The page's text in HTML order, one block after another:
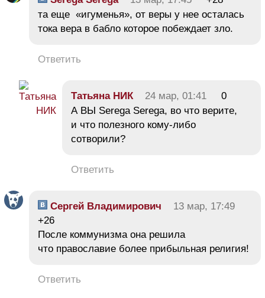
та еще «игуменья», от веры у нее осталась
тока вера в бабло которое побеждает зло.
Ответить
Тaтьяна НИК 24 мар, 01:41
0
А ВЫ Serega Serega, во что верите,
и что полезного кому-либо
сотворили?
Ответить
Сергей Владимирович
13 мар, 17:49
+26
После коммунизма она решила
что православие более прибыльная религия!
Ответить